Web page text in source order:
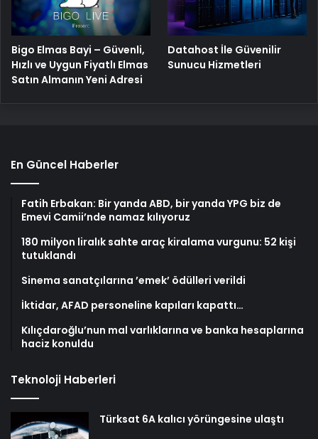
Bigo Elmas Bayi – Güvenli,
Hızlı ve Uygun Fiyatlı Elmas
Satın Almanın Yeni Adresi
Datahost İle Güvenilir
Sunucu Hizmetleri
En Güncel Haberler
Fatih Erbakan: Bir yanda ABD, bir yanda YPG biz de
Emevi Camii’nde namaz kılıyoruz
180 milyon liralık sahte araç kiralama vurgunu: 52 kişi
tutuklandı
Sinema sanatçılarına ’emek’ ödülleri verildi
İktidar, AFAD personeline kapıları kapattı…
Kılıçdaroğlu’nun mal varlıklarına ve banka hesaplarına
haciz konuldu
Teknoloji Haberleri
Türksat 6A kalıcı yörüngesine ulaştı